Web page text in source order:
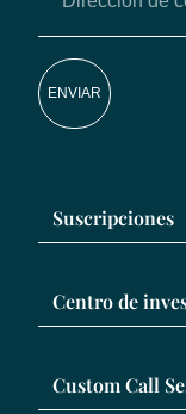
ENVIAR
Suscripciones
Centro de
Custom Call